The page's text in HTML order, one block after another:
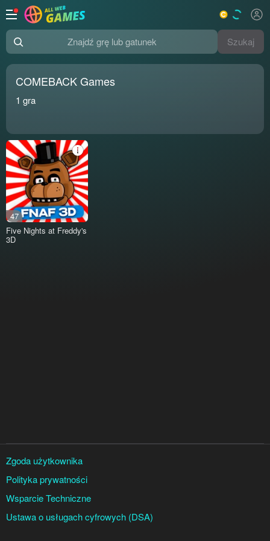
Znajdź grę lub gatunek Szukaj
COMEBACK Games
1 gra
47
Five Nights at Freddy's
3D
Zgoda użytkownika
Polityka prywatności
Wsparcie Techniczne
Ustawa o usługach cyfrowych (DSA)